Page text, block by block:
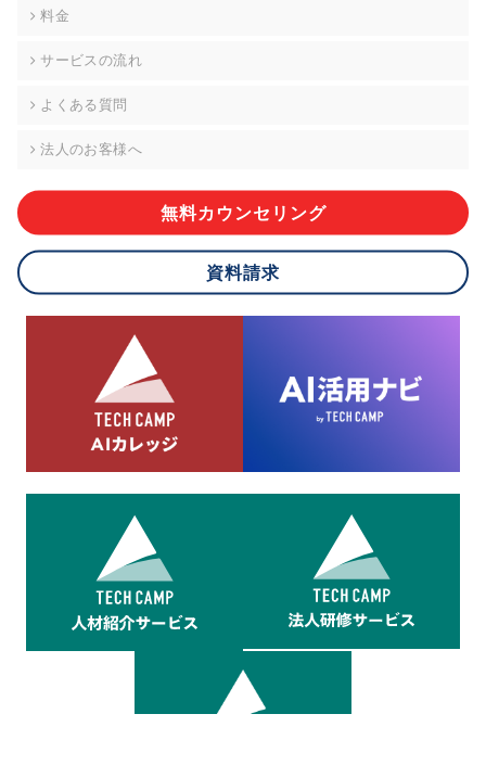
グなどの個人情報以外の情報については、原則として開示等は
株式会社div 個人情報問合せ窓口
メールアドレス:privacy_policy@di-v.co.jp
ご本人様が当社に個人情報を提供されるかどうかは任意による
応ができない場合があります。
8.cookieにより取得・分析した情報とその利用について
当社は第三者が運営するデータ・マネジメント・プラットフォ
ームからcookieにより収集されたウェブの閲覧機歴及びその分
析結果を取得し、これをお客様の個人データと結びつけた上
で、広告配信等の目的で利用いたします。
料金
サービスの流れ
よくある質問
法人のお客様へ
無料カウンセリング
資料請求